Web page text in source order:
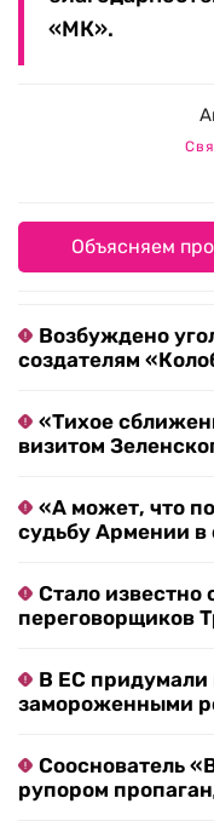
«МК».
Объясняем
Возбуждено
создателям
«Тихое
визитом
«А может, что
судьбу Армении в
Стало известно
переговорщиков
В ЕС придумали
замороженными
Сооснователь
рупором